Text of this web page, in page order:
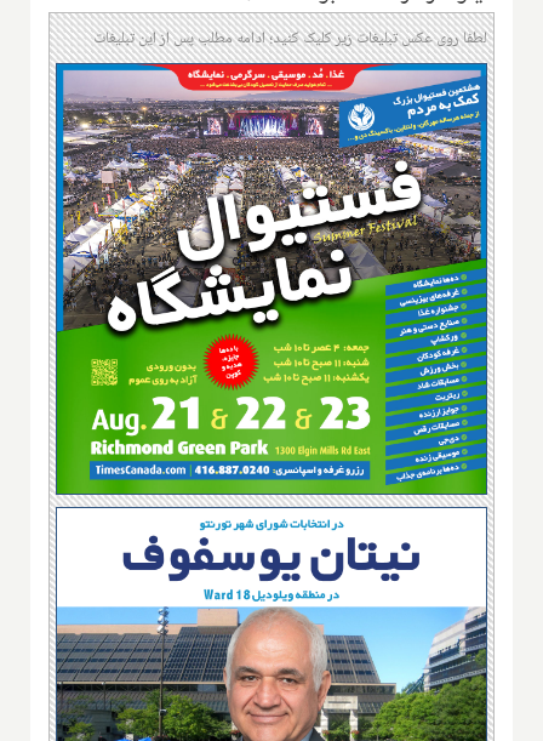
لطفا روی عکس تبلیغات زیر کلیک کنید؛ ادامه مطلب پس از این تبلیغات